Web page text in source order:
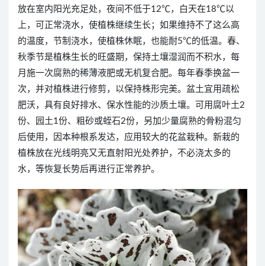
放在室内阳光充足处，夜间不低于12℃，白天在18℃以
上，可正常浇水，使植株继续生长；如果维持不了这么高
的温度，节制浇水，使植株休眠，也能耐5℃的低温。春、
秋季节是植株生长的旺盛期，保持土壤湿润而不积水，每
月施一次腐熟的稀薄液肥或无机复合肥。每年春季换盆一
次，并对植株进行修剪，以保持株形完美。盆土宜用疏松
肥沃，具有良好排水、保水性能的沙质土壤。可用腐叶土2
份、园土1份、粗砂或蛭石2份，另加少量腐熟的骨粉混匀
后使用，因本种根系发达，应用较大的花盆栽种。新栽的
植株放在光线明亮又无直射阳光处养护，不必浇太多的
水，等恢复长势后再进行正常养护。